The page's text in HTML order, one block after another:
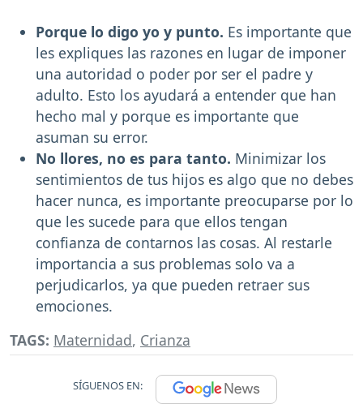
Porque lo digo yo y punto. Es importante que
les expliques las razones en lugar de imponer
una autoridad o poder por ser el padre y
adulto. Esto los ayudará a entender que han
hecho mal y porque es importante que
asuman su error.
No llores, no es para tanto. Minimizar los
sentimientos de tus hijos es algo que no debes
hacer nunca, es importante preocuparse por lo
que les sucede para que ellos tengan
confianza de contarnos las cosas. Al restarle
importancia a sus problemas solo va a
perjudicarlos, ya que pueden retraer sus
emociones.
TAGS: Maternidad, Crianza
SÍGUENOS EN: